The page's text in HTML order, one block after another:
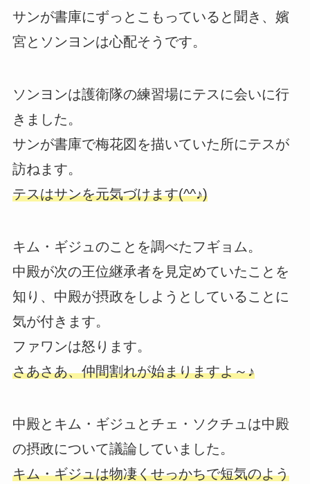
サンが書庫にずっとこもっていると聞き、嬪
宮とソンヨンは心配そうです。
ソンヨンは護衛隊の練習場にテスに会いに行
きました。
サンが書庫で梅花図を描いていた所にテスが
訪ねます。
テスはサンを元気づけます(^^♪)
キム・ギジュのことを調べたフギョム。
中殿が次の王位継承者を見定めていたことを
知り、中殿が摂政をしようとしていることに
気が付きます。
ファワンは怒ります。
さあさあ、仲間割れが始まりますよ～♪
中殿とキム・ギジュとチェ・ソクチュは中殿
の摂政について議論していました。
キム・ギジュは物凄くせっかちで短気のよう